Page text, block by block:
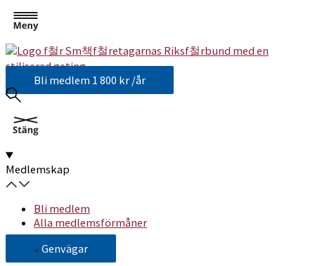
Bli medlem 1 800 kr /år
Medlemskap
Bli medlem
Alla medlemsförmåner
Genvägar